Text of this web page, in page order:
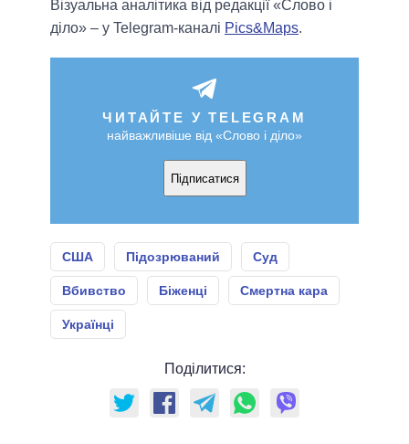
Візуальна аналітика від редакції «Слово і
діло» – у Telegram-каналі Pics&Maps.
ЧИТАЙТЕ У TELEGRAM
найважливіше від «Слово і діло»
Підписатися
США Підозрюваний Суд
Вбивство Біженці Смертна кара
Українці
Поділитися: